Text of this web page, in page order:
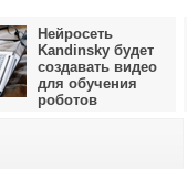
Нейросеть
Kandinsky будет
создавать видео
для обучения
роботов